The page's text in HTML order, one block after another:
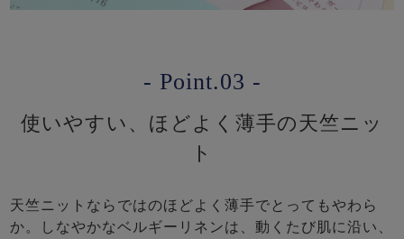
- Point.03 -
使いやすい、ほどよく薄手の天竺ニッ
ト
天竺ニットならではのほどよく薄手でとってもやわら
か。しなやかなベルギーリネンは、動くたび肌に沿い、